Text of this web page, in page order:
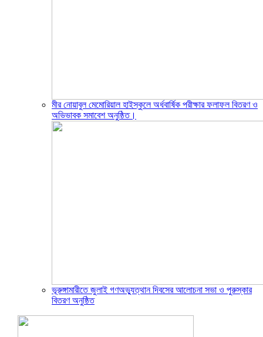
মীর নোয়াবুল মেমোরিয়াল হাইস্কুলে অর্ধবার্ষিক পরীক্ষার ফলাফল বিতরণ ও
অভিভাবক সমাবেশ অনুষ্ঠিত।
ভূরুঙ্গামারীতে জুলাই গণঅভ্যুত্থান দিবসের আলোচনা সভা ও পুরুস্কার
বিতরণ অনুষ্ঠিত